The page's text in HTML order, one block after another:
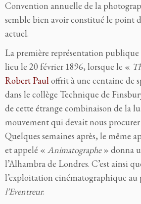
Convention annuelle de la
semble bien avoir constitué le point
actuel.
La première représentation
lieu le 20 février 1896, lorsque le «
Robert Pauloffrit à une centaine de
dans le collège Technique de
de cette étrange combinaison de la
mouvement qui devait nous procurer
Quelques semaines après, le même
et appelé « Animatographe» donna
l’Alhambra de Londres. C’est ainsi
l’exploitation cinématographique au
l’Eventreur.